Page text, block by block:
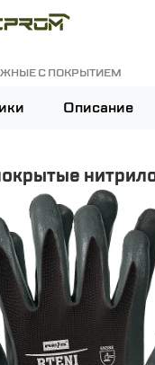
С ПОКРЫТИЕМ
Описание